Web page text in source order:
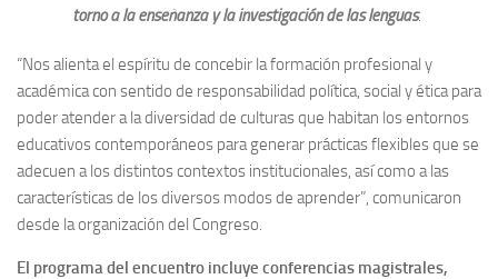
torno a la enseñanza y la investigación de las lenguas.
“Nos alienta el espíritu de concebir la formación profesional y
académica con sentido de responsabilidad política, social y ética para
poder atender a la diversidad de culturas que habitan los entornos
educativos contemporáneos para generar prácticas flexibles que se
adecuen a los distintos contextos institucionales, así como a las
características de los diversos modos de aprender”, comunicaron
desde la organización del Congreso.
El programa del encuentro incluye conferencias magistrales,